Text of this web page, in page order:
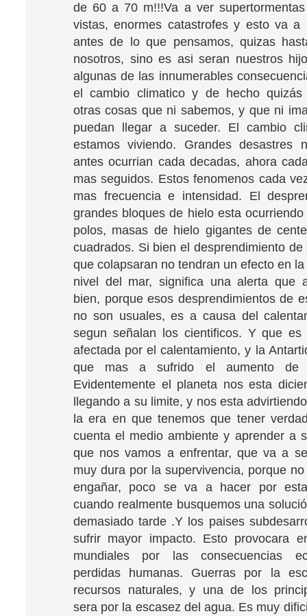
de 60 a 70 m!!!Va a ver
vistas, enormes catastrofes y esto va a
antes de lo que pensamos, quizas
nosotros, sino es asi seran nuestros
algunas de las innumerables
el cambio climatico y de hecho quizás
otras cosas que ni sabemos, y que ni
puedan llegar a suceder. El cambio
estamos viviendo. Grandes desastres
antes ocurrian cada decadas, ahora
mas seguidos. Estos fenomenos cada
mas frecuencia e intensidad. El
grandes bloques de hielo esta
polos, masas de hielo gigantes de
cuadrados. Si bien el desprendimiento de
que colapsaran no tendran un efecto en
nivel del mar, significa una alerta que
bien, porque esos desprendimientos de
no son usuales, es a causa del
segun señalan los cientificos. Y que
afectada por el calentamiento, y la
que mas a sufrido el aumento de
Evidentemente el planeta nos esta
llegando a su limite, y nos esta
la era en que tenemos que tener
cuenta el medio ambiente y aprender a
que nos vamos a enfrentar, que va a
muy dura por la supervivencia, porque
engañar, poco se va a hacer por
cuando realmente busquemos una
demasiado tarde .Y los paises
sufrir mayor impacto. Esto provocara
mundiales por las consecuencias
perdidas humanas. Guerras por la
recursos naturales, y una de los
sera por la escasez del agua. Es muy